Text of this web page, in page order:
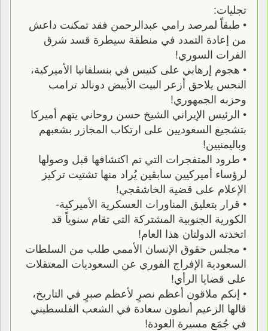
تجليات:
• طبقاً لمرصد رامي عبدالرحمن فقد تمكنت داعش
من إعادة التمدد في منطقة سيطرة قسد شرق
الفرات السوري!
• هجوم إرهابي على كنيس في بنسلفانيا الأميركية،
النحس يلاحق أزعر البيت الأبيض دونالد ترامب
وحزبه الجمهوري!
• الرئيس الإيراني الشيخ حسن روحاني يتهم أميركا
بتشجيع السعوديين على ارتكاب المجازر بشعبهم
وباليمنيين!
• طرود المتفجرات التي تم اكتشافها قبل وصولها
لرؤساء أميركيين سابقين يُراد منها تشتيت تركيز
الإعلام على قضية الخاشقجي!
• قرار بتعليق المناورات العسكرية الأميركية-
الكورية الجنوبية المشتركة التي تقام سنوياً قد
اتخذته الدولتان هذا العام!
• مجلس حقوق الإنسان الأممي طلب من السلطات
السعودية الإفراج الفوري عن السعوديات المعتقلات
على قضايا الرأي!
• إنكم ملاقون أعظم نصرٍ لأعظم صبرٍ في التاريخ،
قالها الزعيم أنطون سعادة في الشعب الفلسطيني
في جُمَع مسيرة العودة!